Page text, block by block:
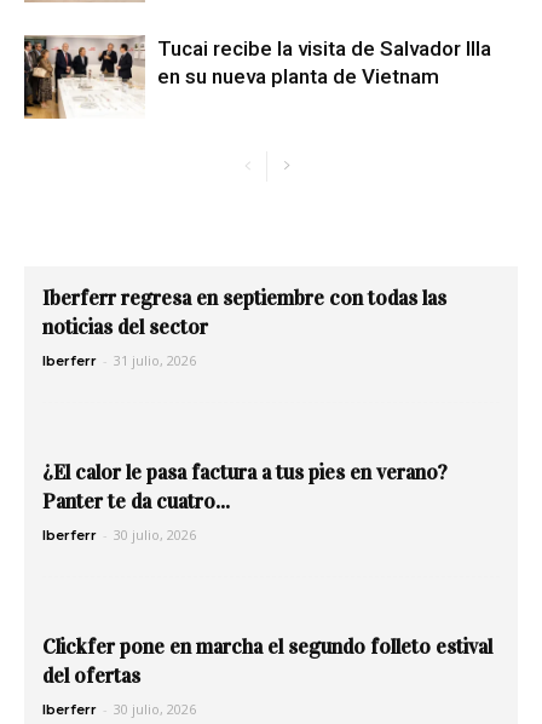
Tucai recibe la visita de Salvador Illa
en su nueva planta de Vietnam
Iberferr regresa en septiembre con todas las
noticias del sector
Iberferr - 31 julio, 2026
¿El calor le pasa factura a tus pies en verano?
Panter te da cuatro...
Iberferr - 30 julio, 2026
Clickfer pone en marcha el segundo folleto estival
del ofertas
Iberferr - 30 julio, 2026